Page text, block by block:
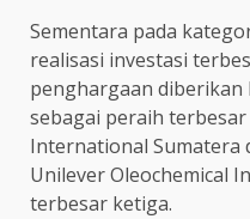
Sementara pada
realisasi investasi
penghargaan diberikan
sebagai peraih
International Sumatera
Unilever Oleochemical
terbesar ketiga.